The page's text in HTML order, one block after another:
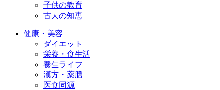
子供の教育
古人の知恵
健康・美容
ダイエット
栄養・食生活
養生ライフ
漢方・薬膳
医食同源